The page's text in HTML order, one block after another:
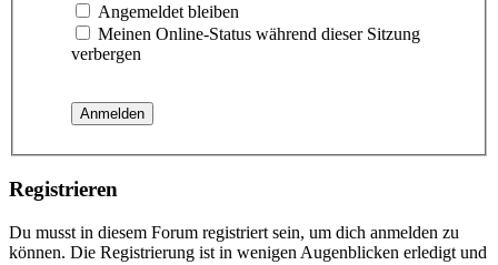
Angemeldet bleiben
Meinen Online-Status während dieser Sitzung
verbergen
Registrieren
Du musst in diesem Forum registriert sein, um dich anmelden zu
können. Die Registrierung ist in wenigen Augenblicken erledigt und